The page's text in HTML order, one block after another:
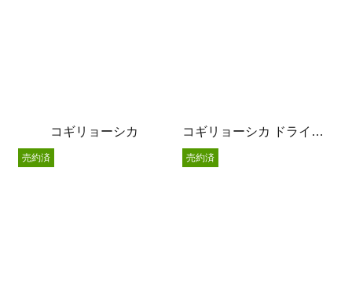
コギリョーシカ コギリョーシカ ドライフラワー挿し
売約済 売約済